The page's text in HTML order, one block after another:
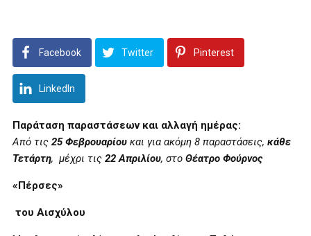
Facebook Twitter Pinterest
LinkedIn
Παράταση παραστάσεων και αλλαγή ημέρας:
Από τις 25 Φεβρουαρίου και για ακόμη 8 παραστάσεις, κάθε
Τετάρτη, μέχρι τις 22 Απριλίου, στο Θέατρο Φούρνος
«Πέρσες»
του Αισχύλου